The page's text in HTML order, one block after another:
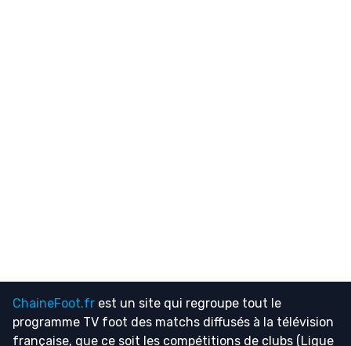
ChaineFoot.fr est un site qui regroupe tout le
programme TV foot des matchs diffusés à la télévision
française, que ce soit les compétitions de clubs (Ligue